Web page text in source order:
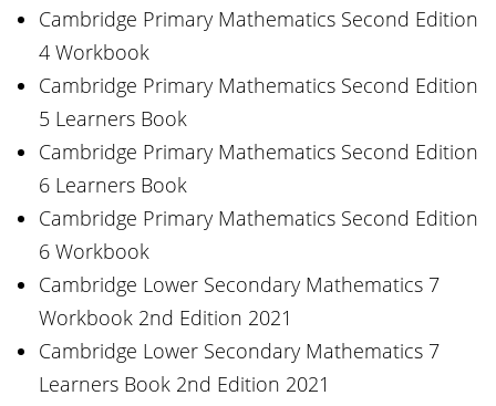
Cambridge Primary Mathematics Second Edition
4 Workbook
Cambridge Primary Mathematics Second Edition
5 Learners Book
Cambridge Primary Mathematics Second Edition
6 Learners Book
Cambridge Primary Mathematics Second Edition
6 Workbook
Cambridge Lower Secondary Mathematics 7
Workbook 2nd Edition 2021
Cambridge Lower Secondary Mathematics 7
Learners Book 2nd Edition 2021